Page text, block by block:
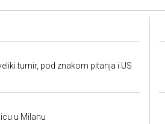
turnir, pod znakom pitanja i US
u Milanu